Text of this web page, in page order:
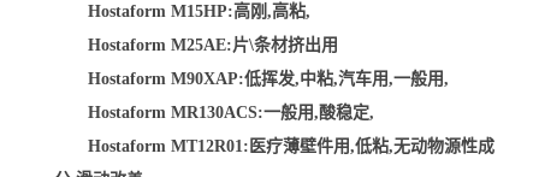
Hostaform M15HP:高刚,高粘,
Hostaform M25AE:片\条材挤出用
Hostaform M90XAP:低挥发,中粘,汽车用,一般用,
Hostaform MR130ACS:一般用,酸稳定,
Hostaform MT12R01:医疗薄壁件用,低粘,无动物源性成